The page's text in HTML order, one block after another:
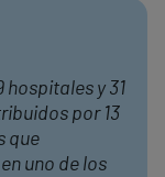
hospitales y 31
por 13
que
uno de los